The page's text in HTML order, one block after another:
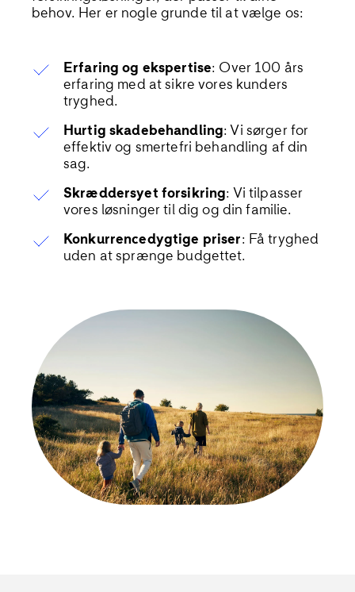
behov. Her er nogle grunde til at vælge os:
Erfaring og ekspertise: Over 100 års
erfaring med at sikre vores kunders
tryghed.
Hurtig skadebehandling: Vi sørger for
effektiv og smertefri behandling af din
sag.
Skræddersyet forsikring: Vi tilpasser
vores løsninger til dig og din familie.
Konkurrencedygtige priser: Få tryghed
uden at sprænge budgettet.